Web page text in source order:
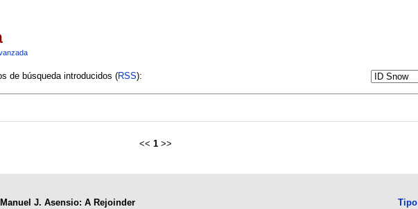
de búsqueda introducidos (RSS):
<< 1 >>
J. Asensio: A Rejoinder Tipo